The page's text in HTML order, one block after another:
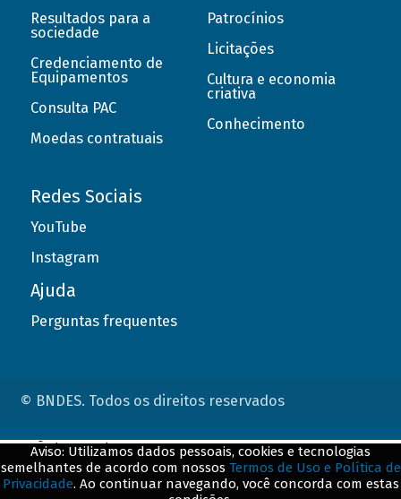
Resultados para a
sociedade
Credenciamento de
Equipamentos
Consulta PAC
Moedas contratuais
Patrocínios
Licitações
Cultura e economia
criativa
Conhecimento
Redes Sociais
YouTube
Instagram
Ajuda
Perguntas frequentes
© BNDES. Todos os direitos reservados
Aviso: Utilizamos dados pessoais, cookies e tecnologias
semelhantes de acordo com nossos Termos de Uso e Política de
Privacidade. Ao continuar navegando, você concorda com estas
ConteÃºdo complementar
${title}${badge}